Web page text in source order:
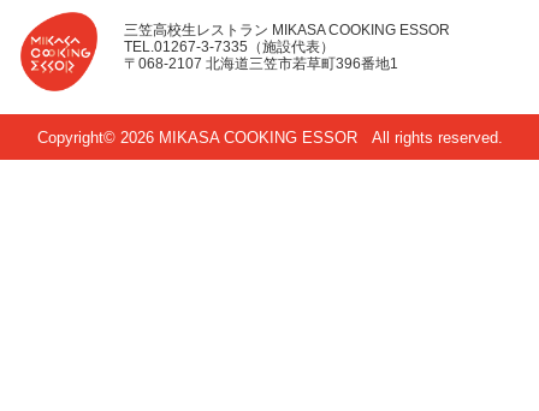
三笠高校生レストラン MIKASA COOKING ESSOR
TEL.01267-3-7335（施設代表）
〒068-2107 北海道三笠市若草町396番地1
Copyright© 2026 MIKASA COOKING ESSOR All rights reserved.